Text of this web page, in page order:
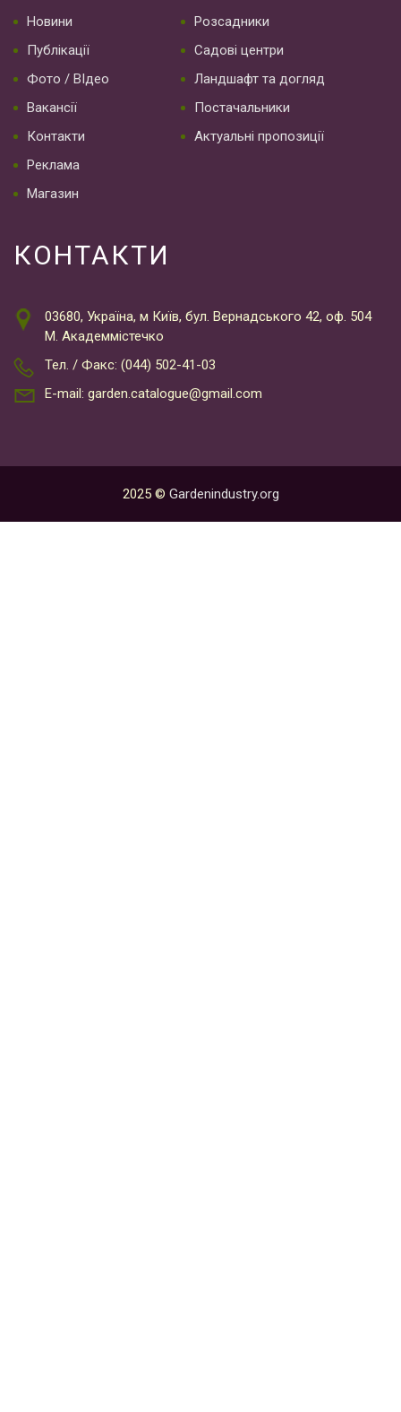
Новини
Публікації
Фото / ВІдео
Вакансії
Контакти
Реклама
Магазин
Розсадники
Садові центри
Ландшафт та догляд
Постачальники
Актуальні пропозиції
КОНТАКТИ
03680, Україна, м Київ, бул. Вернадського 42, оф. 504
М. Академмістечко
Тел. / Факс: (044) 502-41-03
E-mail: garden.catalogue@gmail.com
2025 © Gardenindustry.org